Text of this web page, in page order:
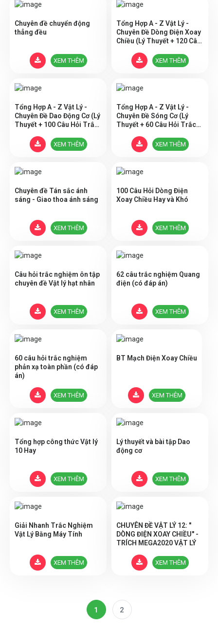
Chuyên đề chuyển động
thẳng đều
XEM THÊM
Tổng Hợp A - Z Vật Lý -
Chuyên Đề Dòng Điện Xoay
Chiều (Lý Thuyết + 120 Câu
XEM THÊM
Tổng Hợp A - Z Vật Lý -
Chuyên Đề Dao Động Cơ (Lý
Thuyết + 100 Câu Hỏi Trắc
XEM THÊM
Tổng Hợp A - Z Vật Lý -
Chuyên Đề Sóng Cơ (Lý
Thuyết + 60 Câu Hỏi Trắc
XEM THÊM
Chuyên đề Tán sắc ánh
sáng - Giao thoa ánh sáng
XEM THÊM
100 Câu Hỏi Dòng Điện
Xoay Chiều Hay và Khó
XEM THÊM
Câu hỏi trắc nghiệm ôn tập
chuyên đề Vật lý hạt nhân
XEM THÊM
62 câu trắc nghiệm Quang
điện (có đáp án)
XEM THÊM
60 câu hỏi trắc nghiệm
phản xạ toàn phần (có đáp
án)
XEM THÊM
BT Mạch Điện Xoay Chiều
XEM THÊM
Tổng hợp công thức Vật lý
10 Hay
XEM THÊM
Lý thuyết và bài tập Dao
động cơ
XEM THÊM
Giải Nhanh Trắc Nghiệm
Vật Lý Bằng Máy Tính
XEM THÊM
CHUYÊN ĐỀ VẬT LÝ 12: "
DÒNG ĐIỆN XOAY CHIỀU" -
TRÍCH MEGA2020 VẬT LÝ
XEM THÊM
1 2